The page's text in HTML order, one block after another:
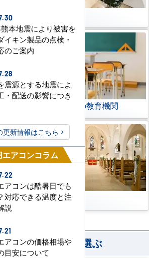
学校などの教育機関
その他
務用エアコンを選ぶ
本地震により被害を
イキン製品の点検・
のご案内
震源とする地震によ
・配送の影響につき
更新情報はこちら
エアコンコラム
アコンは酷暑日でも
対応できる温度と注
説
アコンの価格相場や
目安について